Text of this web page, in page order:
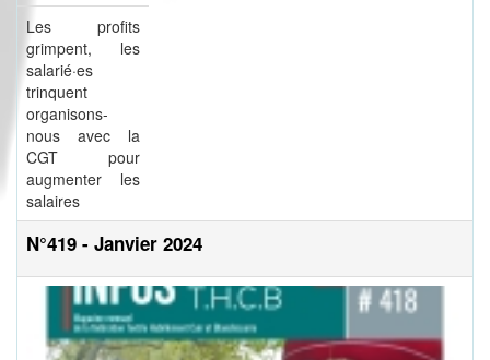
Les profits
grimpent, les
salarié·es
trinquent
organisons-
nous avec la
CGT pour
augmenter les
salaires
N°419 - Janvier 2024